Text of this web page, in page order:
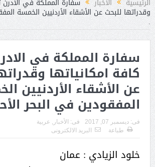
وقدراتها للبحث عن الأشقاء الأردنيين الخمسة
.
سفارة المملكة في
كافة امكانياتها
عن الأشقاء الأردنيين
المفقودين في البحر
فى: ديسمبر 07, 2017 فى: الأخبار
عربية
طباعة
البريد الالكترونى
خلود الزيادي : عمان